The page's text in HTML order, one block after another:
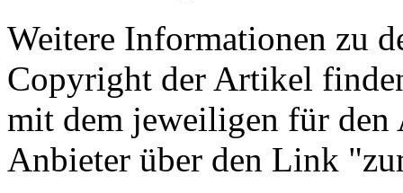
Weitere Informationen zu
Copyright der Artikel
mit dem jeweiligen für
Anbieter über den Link